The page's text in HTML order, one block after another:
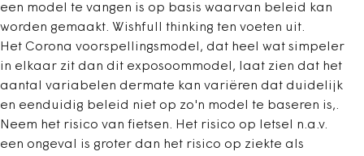
een model te vangen is op basis waarvan beleid kan
worden gemaakt. Wishfull thinking ten voeten uit.
Het Corona voorspellingsmodel, dat heel wat simpeler
in elkaar zit dan dit exposoommodel, laat zien dat het
aantal variabelen dermate kan variëren dat duidelijk
en eenduidig beleid niet op zo'n model te baseren is,.
Neem het risico van fietsen. Het risico op letsel n.a.v.
een ongeval is groter dan het risico op ziekte als